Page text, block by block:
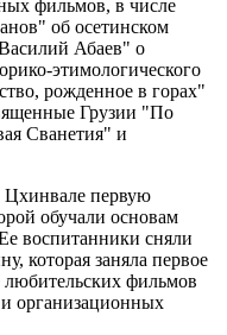
фильмов, в числе
об осетинском
Абаев" о
этимологического
рожденное в горах"
Грузии "По
Сванетия" и
Цхинвале первую
обучали основам
воспитанники сняли
которая заняла первое
любительских фильмов
организационных